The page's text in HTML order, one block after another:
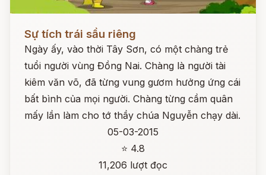
Sự tích trái sầu riêng
Ngày ấy, vào thời Tây Sơn, có một chàng trẻ
tuổi người vùng Đồng Nai. Chàng là người tài
kiêm văn võ, đã từng vung gươm hưởng ứng cái
bất bình của mọi người. Chàng từng cầm quân
mấy lần làm cho tớ thầy chúa Nguyễn chạy dài.
05-03-2015
⭐ 4.8
11,206 lượt đọc